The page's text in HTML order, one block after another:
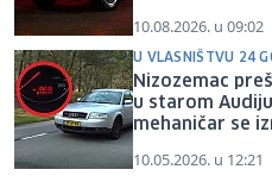
10.08.2026. u 09:02
U VLASNIŠTVU 24
Nizozemac
u starom
mehaničar se
10.05.2026. u 12:21